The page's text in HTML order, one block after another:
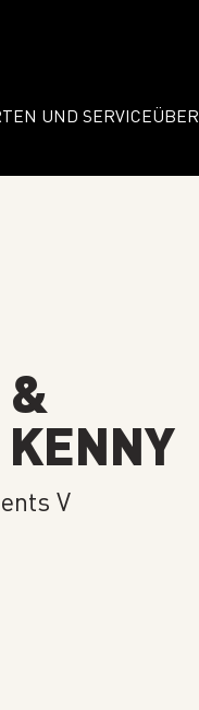
UND SERVICE
&
V